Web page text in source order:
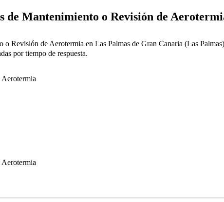
de Mantenimiento o Revisión de
o Revisión de Aerotermia en Las Palmas de Gran Canaria (Las
por tiempo de respuesta.
Aerotermia
Aerotermia